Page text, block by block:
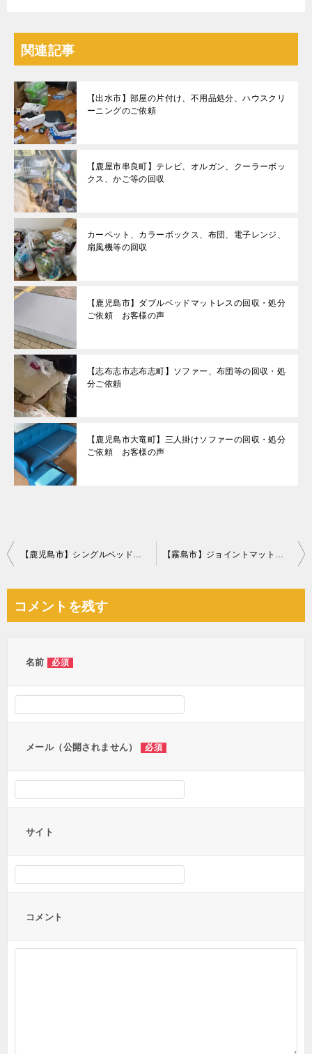
関連記事
【出水市】部屋の片付け、不用品処分、ハウスクリ
ーニングのご依頼
【鹿屋市串良町】テレビ、オルガン、クーラーボッ
クス、かご等の回収
カーペット、カラーボックス、布団、電子レンジ、
扇風機等の回収
【鹿児島市】ダブルベッドマットレスの回収・処分
ご依頼 お客様の声
【志布志市志布志町】ソファー、布団等の回収・処
分ご依頼
【鹿児島市大竜町】三人掛けソファーの回収・処分
ご依頼 お客様の声
投
ビ
【鹿児島市】シングルベッド、マットレス、布団、照明器具等の回収 【霧島市】ジョイントマット、布団、衣類、バランスボール等の回収
コメントを残す
名前 必須
メール（公開されません） 必須
サイト
コメント